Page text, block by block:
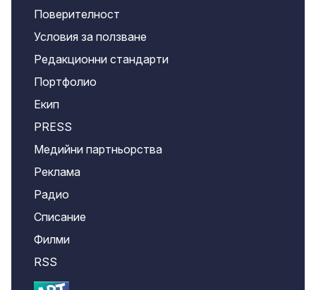
Поверителност
Условия за ползване
Редакционни стандарти
Портфолио
Екип
PRESS
Медийни партньорства
Реклама
Радио
Списание
Филми
RSS